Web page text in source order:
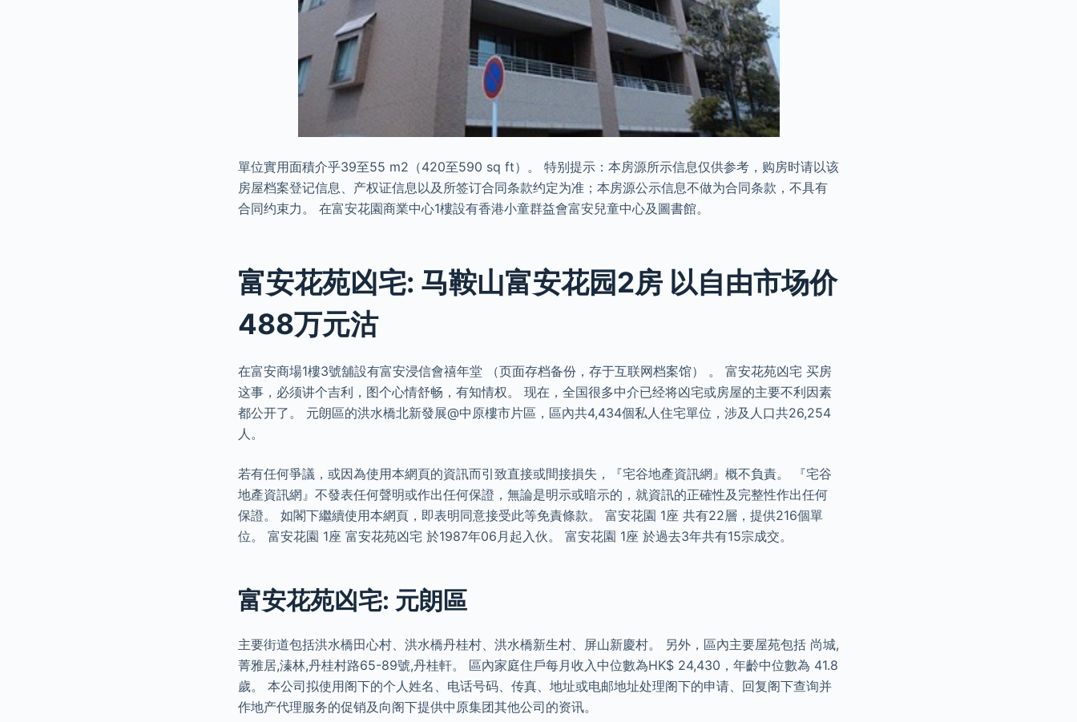
單位實用面積介乎39至55 m2（420至590 sq ft）。 特别提示：本房源所示信息仅供参考，购房时请以该
房屋档案登记信息、产权证信息以及所签订合同条款约定为准；本房源公示信息不做为合同条款，不具有
合同约束力。 在富安花園商業中心1樓設有香港小童群益會富安兒童中心及圖書館。
富安花苑凶宅: 马鞍山富安花园2房 以自由市场价
488万元沽
在富安商場1樓3號舖設有富安浸信會禧年堂 （页面存档备份，存于互联网档案馆） 。 富安花苑凶宅 买房
这事，必须讲个吉利，图个心情舒畅，有知情权。 现在，全国很多中介已经将凶宅或房屋的主要不利因素
都公开了。 元朗區的洪水橋北新發展@中原樓市片區，區內共4,434個私人住宅單位，涉及人口共26,254
人。
若有任何爭議，或因為使用本網頁的資訊而引致直接或間接損失，『宅谷地產資訊網』概不負責。 『宅谷
地產資訊網』不發表任何聲明或作出任何保證，無論是明示或暗示的，就資訊的正確性及完整性作出任何
保證。 如閣下繼續使用本網頁，即表明同意接受此等免責條款。 富安花園 1座 共有22層，提供216個單
位。 富安花園 1座 富安花苑凶宅 於1987年06月起入伙。 富安花園 1座 於過去3年共有15宗成交。
富安花苑凶宅: 元朗區
主要街道包括洪水橋田心村、洪水橋丹桂村、洪水橋新生村、屏山新慶村。 另外，區內主要屋苑包括 尚城,
菁雅居,溱林,丹桂村路65-89號,丹桂軒。 區內家庭住戶每月收入中位數為HK$ 24,430，年齡中位數為 41.8
歲。 本公司拟使用阁下的个人姓名、电话号码、传真、地址或电邮地址处理阁下的申请、回复阁下查询并
作地产代理服务的促销及向阁下提供中原集团其他公司的资讯。